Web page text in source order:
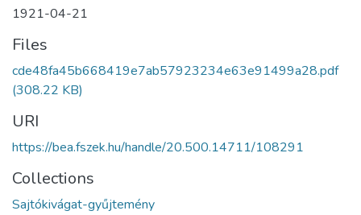
1921-04-21
Files
cde48fa45b668419e7ab57923234e63e91499a28.pdf
(308.22 KB)
URI
https://bea.fszek.hu/handle/20.500.14711/108291
Collections
Sajtókivágat-gyűjtemény